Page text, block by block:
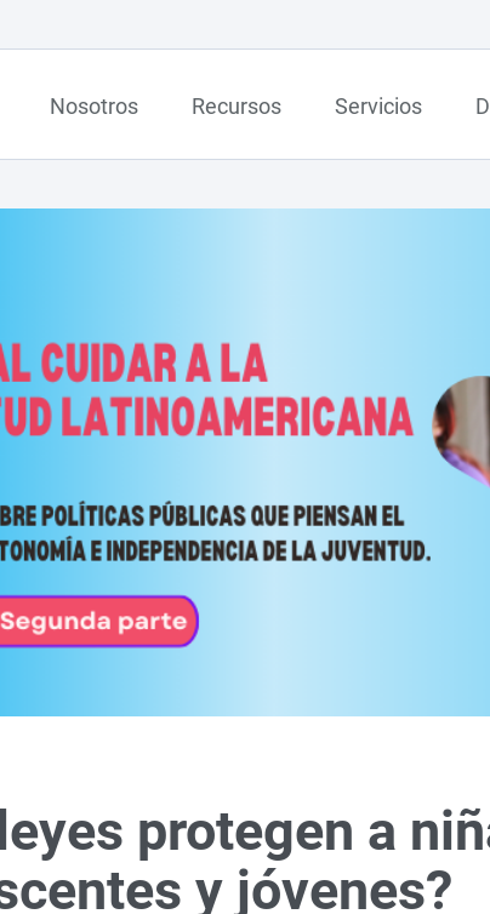
Nosotros Recursos Servicios
protegen a
y jóvenes?